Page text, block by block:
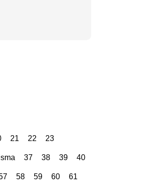
21 22 23
37 38 39 40
58 59 60 61